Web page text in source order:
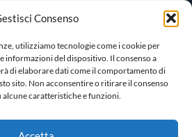
Consenso
utilizziamo tecnologie come i cookie per
informazioni del dispositivo. Il consenso a
di elaborare dati come il comportamento di
sito. Non acconsentire o ritirare il consenso
caratteristiche e funzioni.